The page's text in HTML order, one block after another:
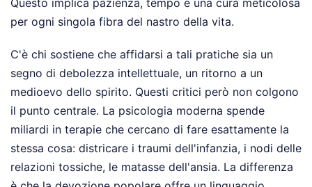
Questo implica pazienza, tempo e una cura meticolosa
per ogni singola fibra del nastro della vita.
C'è chi sostiene che affidarsi a tali pratiche sia un
segno di debolezza intellettuale, un ritorno a un
medioevo dello spirito. Questi critici però non colgono
il punto centrale. La psicologia moderna spende
miliardi in terapie che cercano di fare esattamente la
stessa cosa: districare i traumi dell'infanzia, i nodi delle
relazioni tossiche, le matasse dell'ansia. La differenza